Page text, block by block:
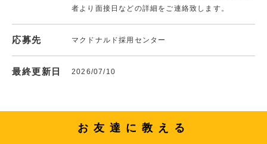
者より面接日などの詳細をご連絡致します。
応募先 マクドナルド採用センター
最終更新日 2026/07/10
お友達に教える